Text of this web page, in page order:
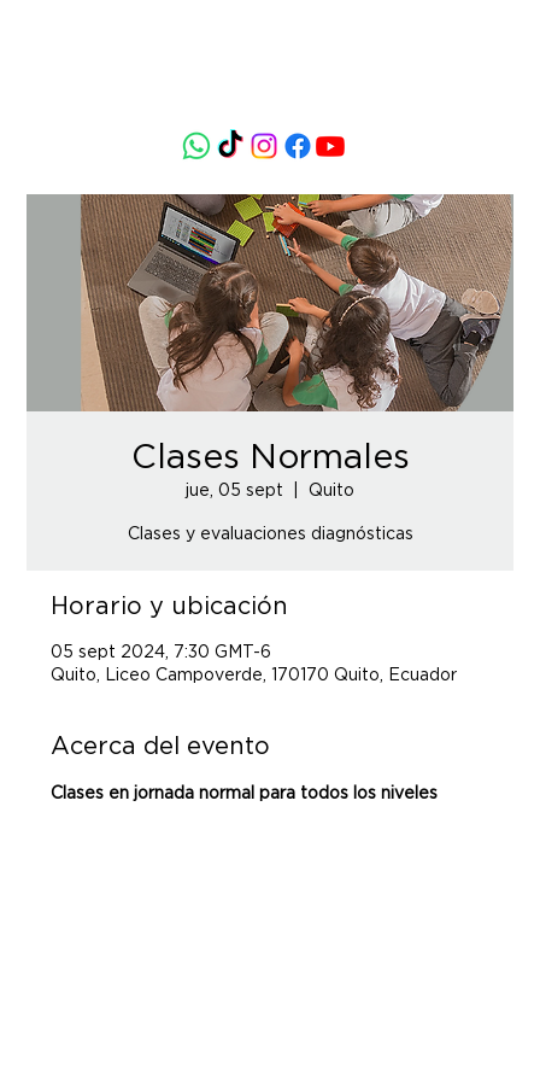
Clases Normales
jue, 05 sept Quito
Horario y ubicación
05 sept 2024, 7:30 GMT-6
Quito, Liceo Campoverde, 170170 Quito, Ecuador
Acerca del evento
Clases en jornada normal para todos los niveles